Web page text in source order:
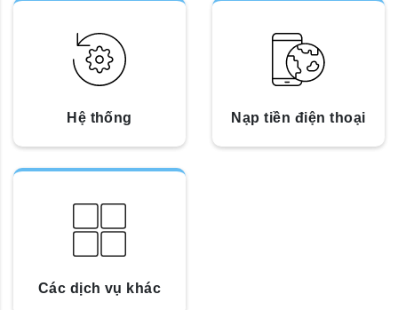
Hệ thống Nạp tiền điện thoại
Các dịch vụ khác